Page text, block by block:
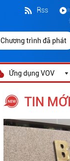
Rss
Chương trình đã phát
Ứng dụng VOV
TIN